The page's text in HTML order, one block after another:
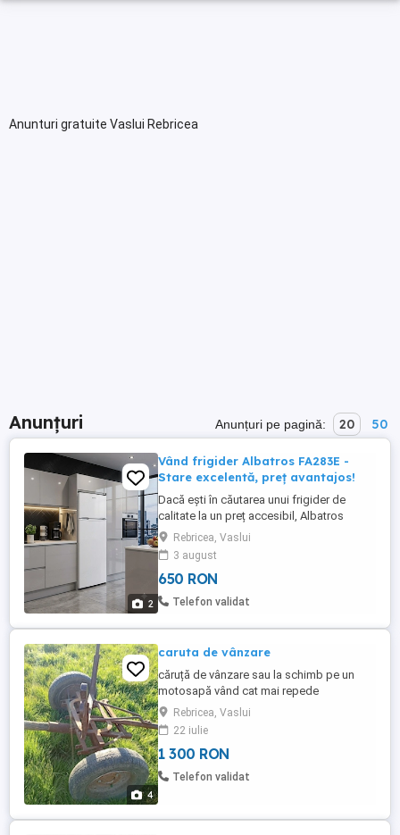
Anunturi gratuite Vaslui Rebricea
Anunțuri Anunțuri pe pagină: 20 50
2
Vând frigider Albatros FA283E -
Stare excelentă, preț avantajos!
Dacă ești în căutarea unui frigider de
calitate la un preț accesibil, Albatros
FA283E este soluția ideală! Cu un design
elegant și o capacitate generoasă, acest
frigider se va integra perfect în orice
bucătărie modernă. Preț: 650 RON
(negociabil). Nu rata această oportunitate
Rebricea, Vaslui
3 august
650 RON
Telefon validat
4
caruta de vânzare
căruță de vânzare sau la schimb pe un
motosapă vând cat mai repede
Rebricea, Vaslui
22 iulie
1 300 RON
Telefon validat